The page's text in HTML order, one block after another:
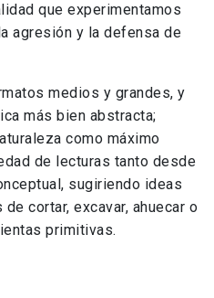
que experimentamos
agresión y la defensa de
medios y grandes, y
más bien abstracta;
como máximo
de lecturas tanto desde
sugiriendo ideas
cortar, excavar, ahuecar o
primitivas.